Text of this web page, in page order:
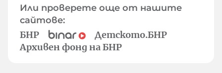
Или проверете още от нашите
сайтове:
БНР
Детското.БНР
Архивен фонд на БНР